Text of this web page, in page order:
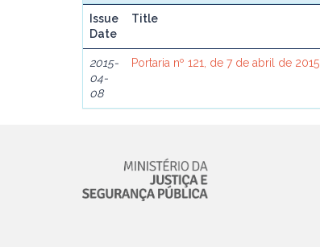
Issue
Date
Title
2015-
04-
08
Portaria nº 121, de 7 de abril de 2015